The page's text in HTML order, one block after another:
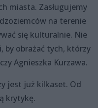
miasta. Zasługujemy
na terenie
się kulturalnie. Nie
by obrażać tych, którzy
Agnieszka Kurzawa.
jest już kilkaset. Od
krytykę.